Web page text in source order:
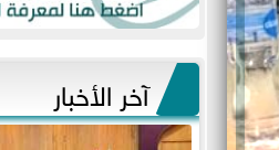
آخر الأخبار